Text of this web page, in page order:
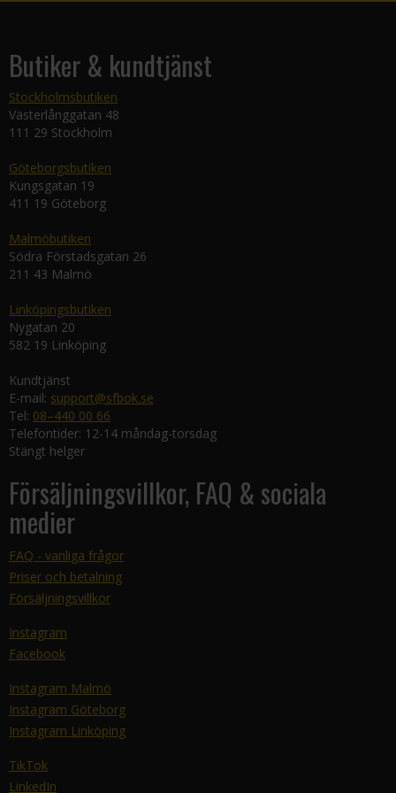
Butiker & kundtjänst
Stockholmsbutiken
Västerlånggatan 48
111 29 Stockholm
Göteborgsbutiken
Kungsgatan 19
411 19 Göteborg
Malmöbutiken
Södra Förstadsgatan 26
211 43 Malmö
Linköpingsbutiken
Nygatan 20
582 19 Linköping
Kundtjänst
E-mail: support@sfbok.se
Tel: 08–440 00 66
Telefontider: 12-14 måndag-torsdag
Stängt helger
Försäljningsvillkor, FAQ & sociala
medier
FAQ - vanliga frågor
Priser och betalning
Försäljningsvillkor
Instagram
Facebook
Instagram Malmö
Instagram Göteborg
Instagram Linköping
TikTok
LinkedIn